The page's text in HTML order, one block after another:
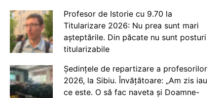
Profesor de Istorie cu 9.70 la
Titularizare 2026: Nu prea sunt mari
așteptările. Din păcate nu sunt posturi
titularizabile
Ședințele de repartizare a profesorilor
2026, la Sibiu. Învățătoare: „Am zis iau
ce este. O să fac naveta și Doamne-